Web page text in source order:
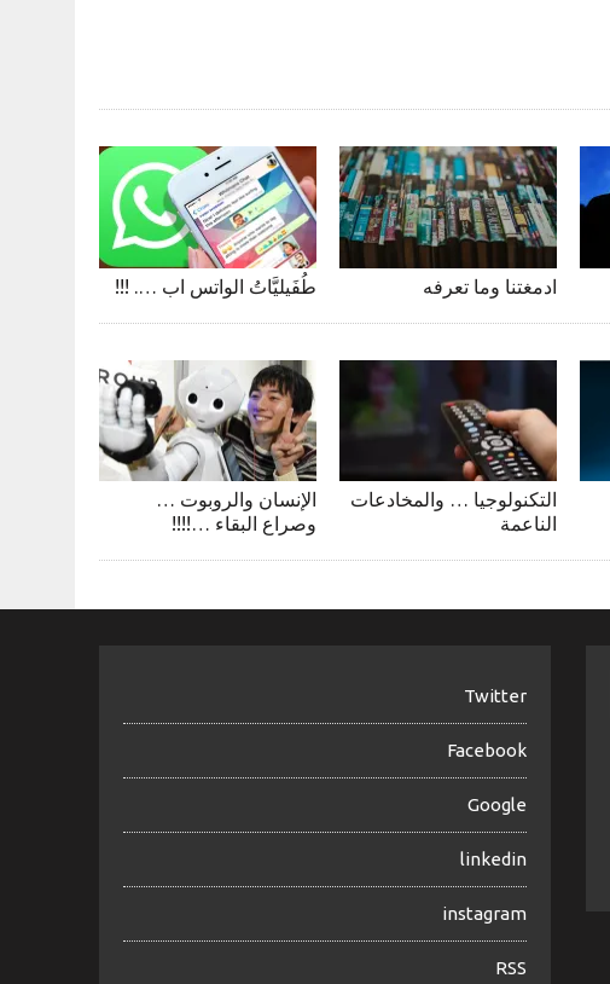
ادمغتنا وما تعرفه طُفَيليَّاتُ الواتس اب …. !!!
التكنولوجيا … والمخادعات
الناعمة
الإنسان والروبوت …
وصراع البقاء …!!!!
Twitter
Facebook
Google
linkedin
instagram
RSS